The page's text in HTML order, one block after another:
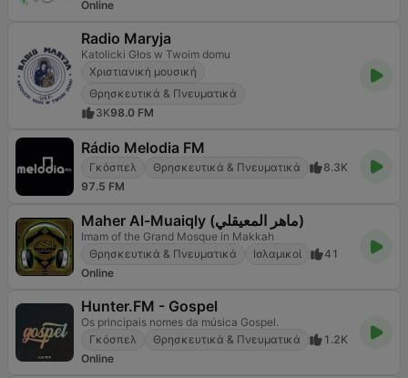
Online
Radio Maryja
Katolicki Głos w Twoim domu
Χριστιανική μουσική
Θρησκευτικά & Πνευματικά
3K98.0 FM
Rádio Melodia FM
Γκόσπελ Θρησκευτικά & Πνευματικά
8.3K
97.5 FM
Maher Al-Muaiqly (ماهر المعيقلي)
Imam of the Grand Mosque in Makkah
Θρησκευτικά & Πνευματικά
Ισλαμικοί
41
Online
Hunter.FM - Gospel
Os principais nomes da música Gospel.
Γκόσπελ
Θρησκευτικά & Πνευματικά
1.2K
Online